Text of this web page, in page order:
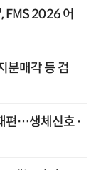
FMS 2026 어
분매각 등 검
편…생체신호·